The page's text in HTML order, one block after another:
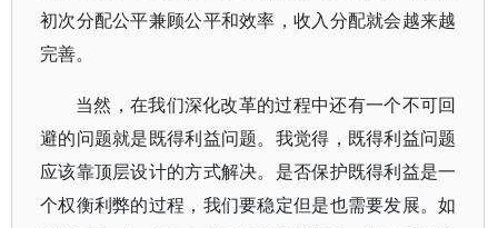
初次分配公平兼顾公平和效率，收入分配就会越来越
完善。
当然，在我们深化改革的过程中还有一个不可回
避的问题就是既得利益问题。我觉得，既得利益问题
应该靠顶层设计的方式解决。是否保护既得利益是一
个权衡利弊的过程，我们要稳定但是也需要发展。如